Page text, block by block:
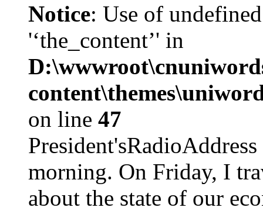
Notice: Use of
'‘the_content’' in
on line 47
morning. On Friday, I
about the state of our